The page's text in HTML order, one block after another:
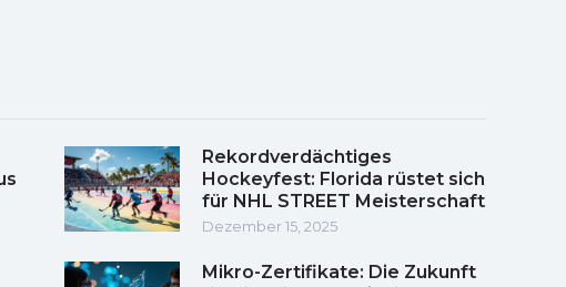
Rekordverdächtiges
Hockeyfest: Florida rüstet sich
für NHL STREET Meisterschaft
Dezember 15, 2025
Mikro-Zertifikate: Die Zukunft